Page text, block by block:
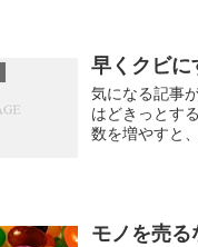
早くクビに
気になる記事
はどきっとす
数を増やすと
モノを売る